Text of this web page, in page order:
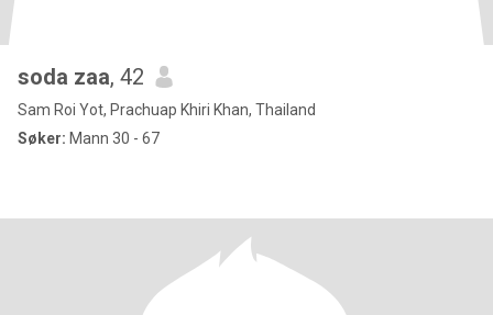
soda zaa, 42
Sam Roi Yot, Prachuap Khiri Khan, Thailand
Søker: Mann 30 - 67